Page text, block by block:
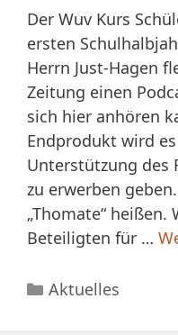
Der Wuv Kurs
ersten
Herrn Just-Hagen
Zeitung einen
sich hier anhören
Endprodukt wird
Unterstützung des
zu erwerben
„Thomate“ heißen.
Beteiligten für …
Kategorien
Aktuelles